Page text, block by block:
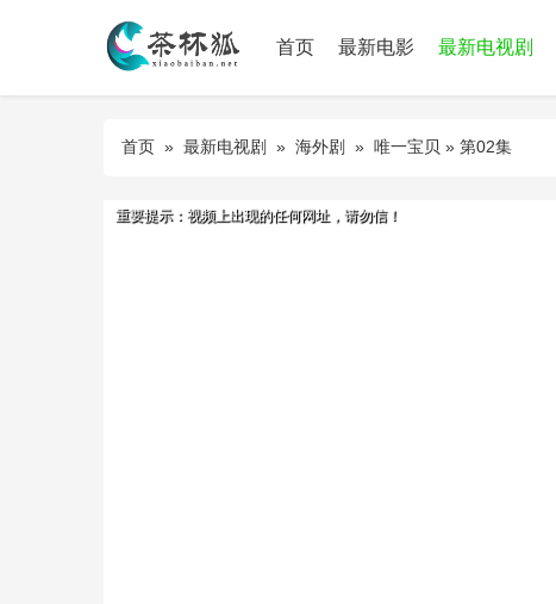
首页 最新电影 最新电视剧
首页 » 最新电视剧 » 海外剧 » 唯一宝贝 » 第02集